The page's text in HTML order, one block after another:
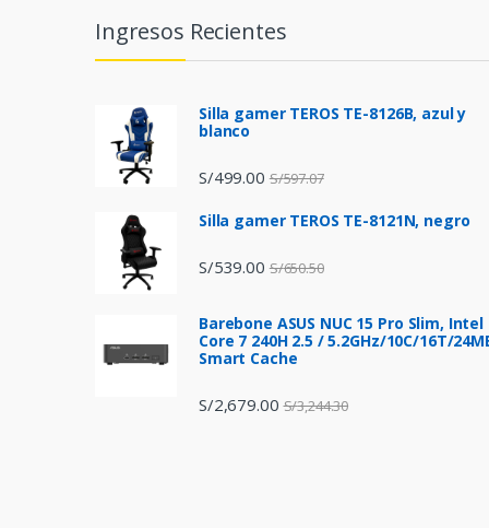
Ingresos Recientes
Silla gamer TEROS TE-8126B, azul y
blanco
S/499.00 S/597.07
Silla gamer TEROS TE-8121N, negro
S/539.00 S/650.50
Barebone ASUS NUC 15 Pro Slim, Intel
Core 7 240H 2.5 / 5.2GHz/10C/16T/
Smart Cache
S/2,679.00 S/3,244.30